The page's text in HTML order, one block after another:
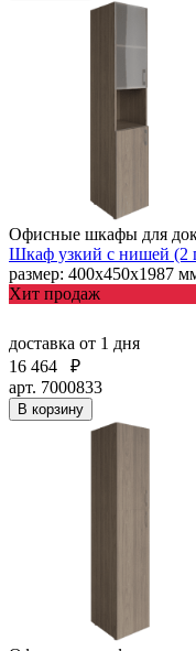
Офисные шкафы для
Шкаф узкий с нишей (2
размер: 400х450х1987
Хит продаж
доставка от 1 дня
16 464
₽
арт. 7000833
В корзину